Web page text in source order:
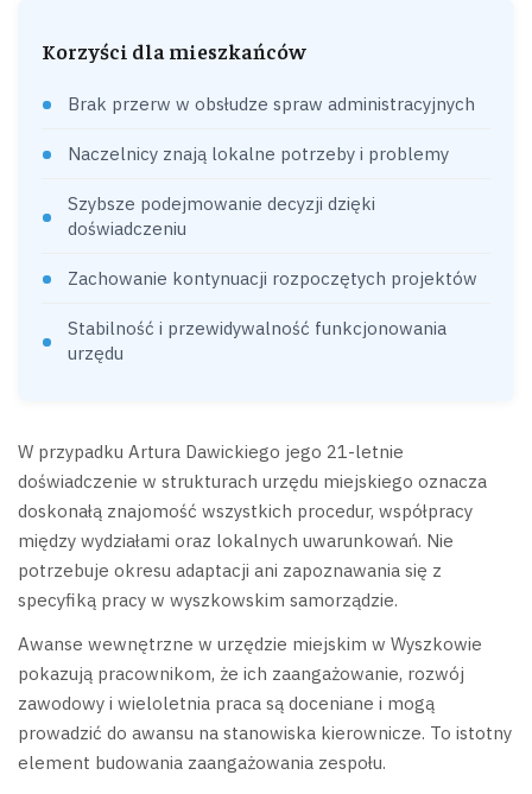
Korzyści dla mieszkańców
Brak przerw w obsłudze spraw administracyjnych
Naczelnicy znają lokalne potrzeby i problemy
Szybsze podejmowanie decyzji dzięki
doświadczeniu
Zachowanie kontynuacji rozpoczętych projektów
Stabilność i przewidywalność funkcjonowania
urzędu
W przypadku Artura Dawickiego jego 21-letnie
doświadczenie w strukturach urzędu miejskiego oznacza
doskonałą znajomość wszystkich procedur, współpracy
między wydziałami oraz lokalnych uwarunkowań. Nie
potrzebuje okresu adaptacji ani zapoznawania się z
specyfiką pracy w wyszkowskim samorządzie.
Awanse wewnętrzne w urzędzie miejskim w Wyszkowie
pokazują pracownikom, że ich zaangażowanie, rozwój
zawodowy i wieloletnia praca są doceniane i mogą
prowadzić do awansu na stanowiska kierownicze. To istotny
element budowania zaangażowania zespołu.